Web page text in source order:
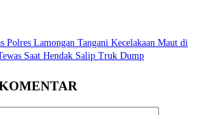
Polres Lamongan Tangani Kecelakaan Maut di
Saat Hendak Salip Truk Dump